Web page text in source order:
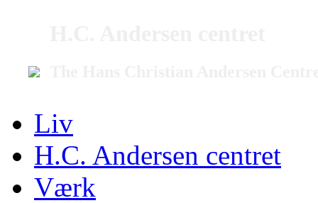
Liv
H.C. Andersen centret
Værk